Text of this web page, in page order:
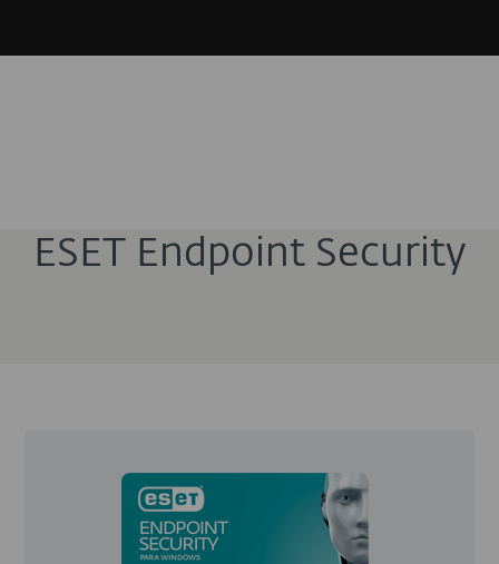
ESET Endpoint Security